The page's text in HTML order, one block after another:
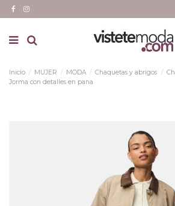
Inicio MUJER MODA Chaquetas y abrigos
Jorma con detalles en pana